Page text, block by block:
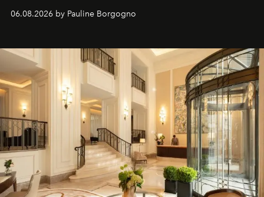
06.08.2026 by Pauline Borgogno